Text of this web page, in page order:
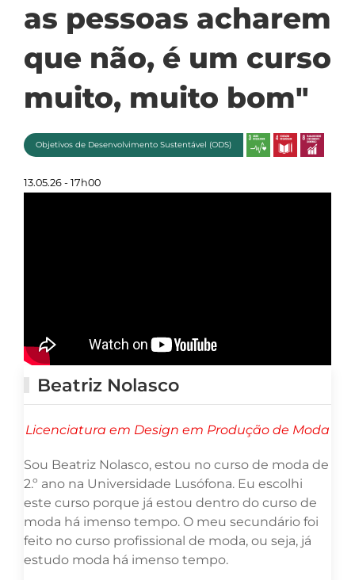
as pessoas acharem
que não, é um curso
muito, muito bom"
Objetivos de Desenvolvimento Sustentável (ODS)
13.05.26 - 17h00
Beatriz Nolasco
Licenciatura em Design em Produção de Moda
Sou Beatriz Nolasco, estou no curso de moda de
2.º ano na Universidade Lusófona. Eu escolhi
este curso porque já estou dentro do curso de
moda há imenso tempo. O meu secundário foi
feito no curso profissional de moda, ou seja, já
estudo moda há imenso tempo.